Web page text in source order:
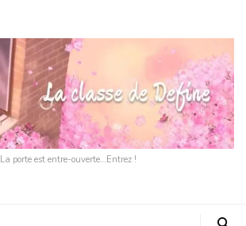
La porte est entre-ouverte…Entrez !